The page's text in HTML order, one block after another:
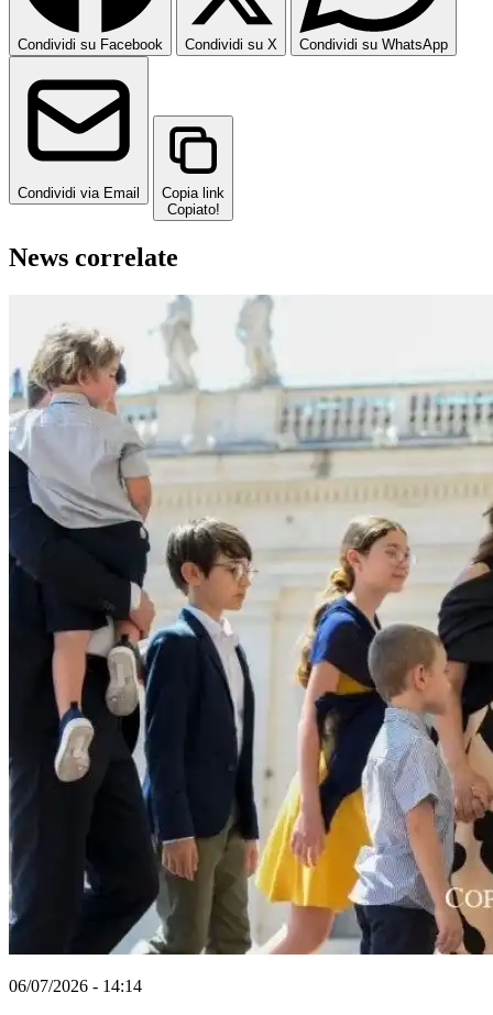
Condividi su Facebook Condividi su X Condividi su WhatsApp
Condividi via Email
Copia link
Copiato!
News correlate
06/07/2026 - 14:14